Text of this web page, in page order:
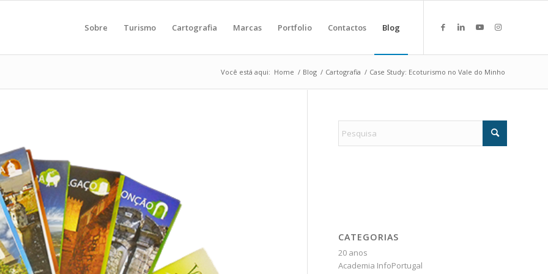
Sobre Turismo Cartografia Marcas Portfolio Contactos Blog
Você está aqui: Home / Blog / Cartografia / Case Study: Ecoturismo no Vale do Minho
CATEGORIAS
20 anos
Academia InfoPortugal